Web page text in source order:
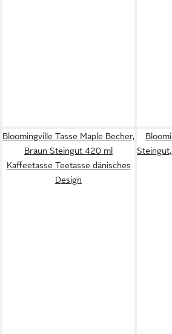
Bloomingville Tasse Maple Becher,
Braun Steingut 420 ml
Kaffeetasse Teetasse dänisches
Design